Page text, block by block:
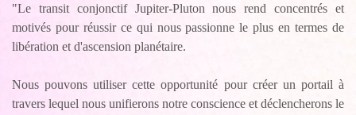
"Le transit conjonctif Jupiter-Pluton nous rend concentrés et
motivés pour réussir ce qui nous passionne le plus en termes de
libération et d'ascension planétaire.
Nous pouvons utiliser cette opportunité pour créer un portail à
travers lequel nous unifierons notre conscience et déclencherons le